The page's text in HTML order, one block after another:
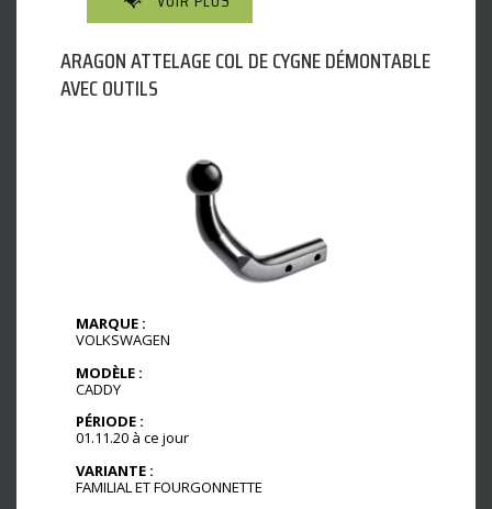
ARAGON ATTELAGE COL DE CYGNE DÉMONTABLE
AVEC OUTILS
MARQUE :
VOLKSWAGEN
MODÈLE :
CADDY
PÉRIODE :
01.11.20 à ce jour
VARIANTE :
FAMILIAL ET FOURGONNETTE